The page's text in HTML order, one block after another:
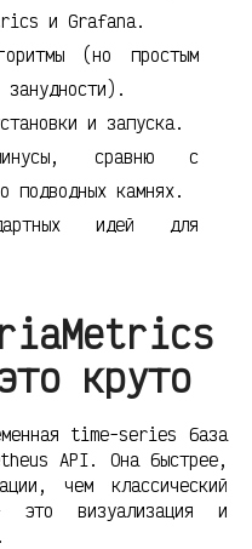
и Grafana.
(но простым
занудности).
и запуска.
сравню с
подводных камнях.
идей для
круто
time-series база
API. Она быстрее,
чем классический
визуализация и